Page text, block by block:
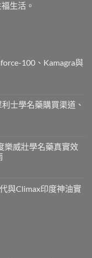
生活。
100、Kamagra與
士學名藥購買渠道、
樂威壯學名藥真實效
與Climax印度神油實